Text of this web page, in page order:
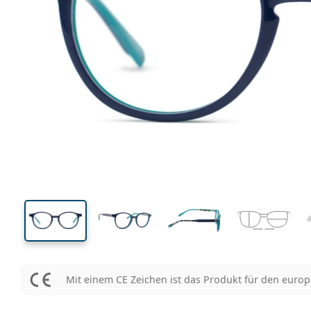
37 mm
Glashöhe
44 mm
Glasbreite
Glasbreite
Mit einem CE Zeichen ist das Produkt für den